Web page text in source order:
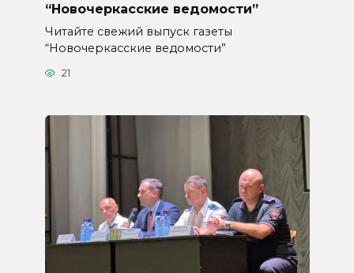
“Новочеркасские ведомости”
Читайте свежий выпуск газеты
“Новочеркасские ведомости”
21